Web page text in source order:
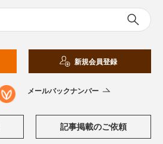
新規会員登録
メールバックナンバー
記事掲載のご依頼